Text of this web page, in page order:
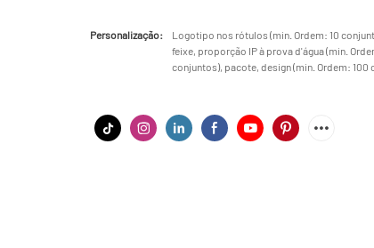
Personalização:
Logotipo nos rótulos (min. Ordem: 10
feixe, proporção IP à prova d'água (min.
conjuntos), pacote, design (min. Ordem: 100